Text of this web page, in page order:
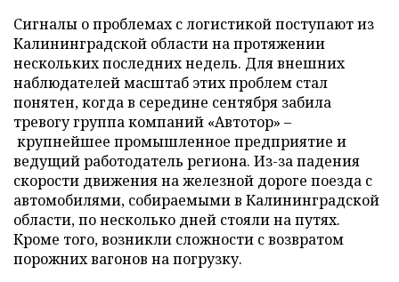
Сигналы о проблемах с логистикой поступают из
Калининградской области на протяжении
нескольких последних недель. Для внешних
наблюдателей масштаб этих проблем стал
понятен, когда в середине сентября забила
тревогу группа компаний «Автотор» –
крупнейшее промышленное предприятие и
ведущий работодатель региона. Из-за падения
скорости движения на железной дороге поезда с
автомобилями, собираемыми в Калининградской
области, по несколько дней стояли на путях.
Кроме того, возникли сложности с возвратом
порожних вагонов на погрузку.